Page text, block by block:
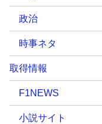
政治
時事ネタ
取得情報
F1NEWS
小説サイト